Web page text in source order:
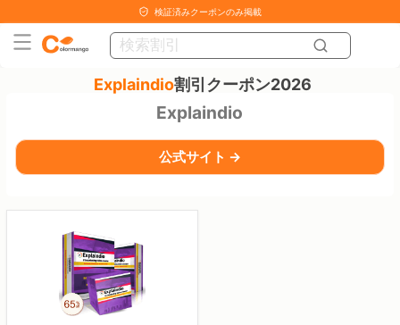
検証済みクーポンのみ掲載
Explaindio割引クーポン2026
Explaindio
公式サイト →